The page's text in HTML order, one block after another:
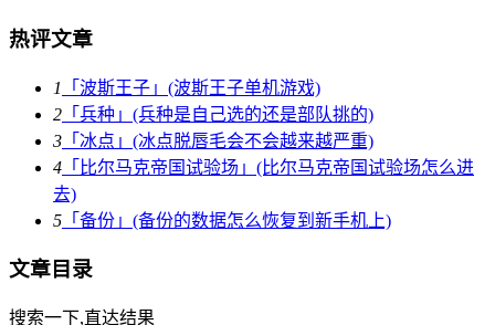
热评文章
1
「波斯王子」(波斯王子单机游戏)
2 「兵种」(兵种是自己选的还是部队挑的)
3 「冰点」(冰点脱唇毛会不会越来越严重)
4 「比尔马克帝国试验场」(比尔马克帝国试验场怎么进
去)
5 「备份」(备份的数据怎么恢复到新手机上)
文章目录
搜索一下,直达结果